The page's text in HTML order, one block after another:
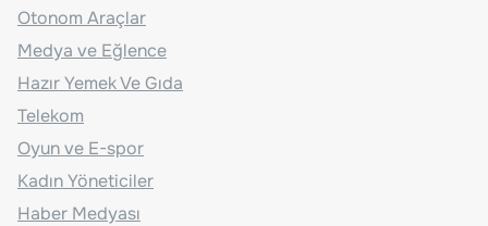
Otonom Araçlar
Medya ve Eğlence
Hazır Yemek Ve Gıda
Telekom
Oyun ve E-spor
Kadın Yöneticiler
Haber Medyası